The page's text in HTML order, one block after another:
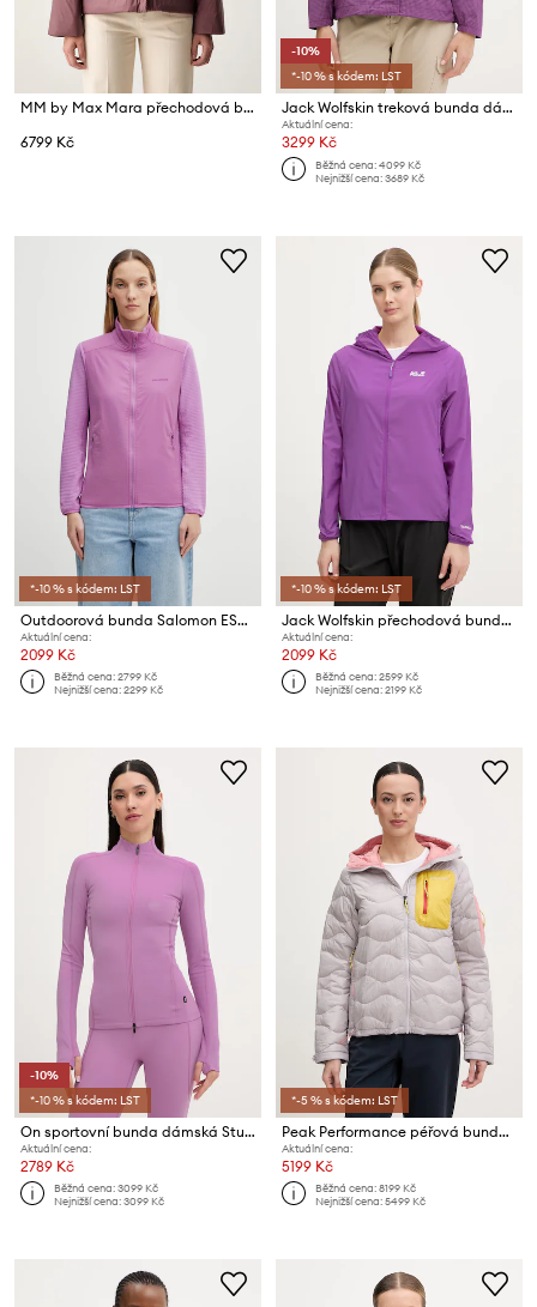
MM by Max Mara přechodová bunda dámská MMLPALAZZI
6799 Kč
-10%
*-10 % s kódem: LST
Jack Wolfskin treková bunda dámská Find The Wild
Aktuální cena:
3299 Kč
Běžná cena:4099 Kč
Nejnižší cena:3689 Kč
*-10 % s kódem: LST
Outdoorová bunda Salomon ESSENTIAL LIGHTWARM
Aktuální cena:
2099 Kč
Běžná cena:2799 Kč
Nejnižší cena:2299 Kč
*-10 % s kódem: LST
Jack Wolfskin přechodová bunda dámská Prelight Aero
Aktuální cena:
2099 Kč
Běžná cena:2599 Kč
Nejnižší cena:2199 Kč
-10%
*-10 % s kódem: LST
On sportovní bunda dámská Studio
Aktuální cena:
2789 Kč
Běžná cena:3099 Kč
Nejnižší cena:3099 Kč
*-5 % s kódem: LST
Peak Performance péřová bunda dámská Helium Utility
Aktuální cena:
5199 Kč
Běžná cena:8199 Kč
Nejnižší cena:5499 Kč